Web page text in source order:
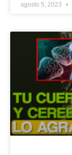
agosto 5, 2023